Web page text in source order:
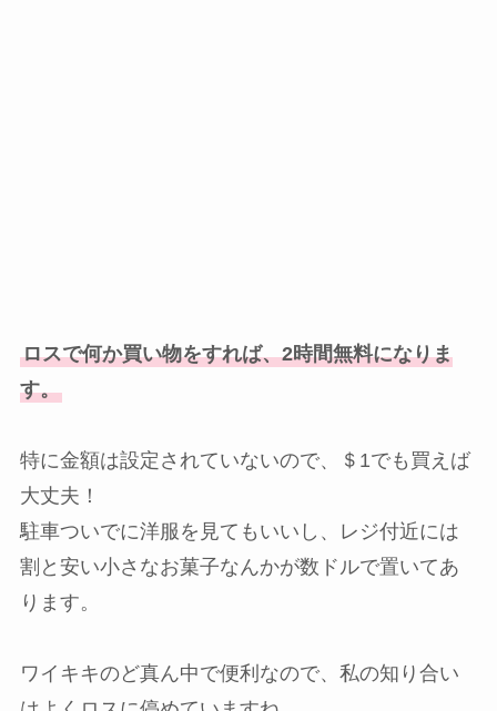
ロスで何か買い物をすれば、2時間無料になりま
す。
特に金額は設定されていないので、＄1でも買えば
大丈夫！
駐車ついでに洋服を見てもいいし、レジ付近には
割と安い小さなお菓子なんかが数ドルで置いてあ
ります。
ワイキキのど真ん中で便利なので、私の知り合い